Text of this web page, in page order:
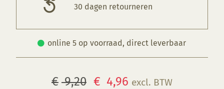
30 dagen retourneren
online 5 op voorraad, direct leverbaar
€ 9,20 Oorspronkelijke
€ 4,96Huidige
excl. BTW